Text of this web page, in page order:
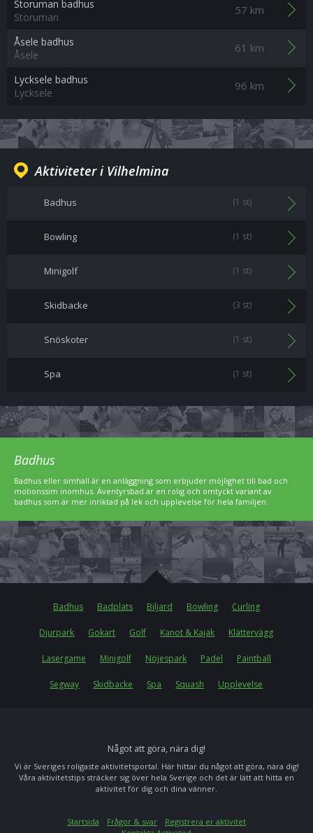
Storuman badhus
Storuman
57 km
Åsele badhus
Åsele
61 km
Lycksele badhus
Lycksele
96 km
Aktiviteter i Vilhelmina
Badhus (1 st)
Bowling (1 st)
Minigolf (1 st)
Skidbacke (3 st)
Snöskoter (1 st)
Spa (1 st)
Badhus
Badhus eller simhall är en anläggning som erbjuder möjlighet till bad och
motionssim inomhus. Äventyrsbad är en rolig och omtyckt variant av
badhus som är mer inriktad på lek och upplevelse för hela familjen.
Badhus Badplats Biljard Bowling Curling
Djurpark Gokart Golf Kanot & Kajak Klättervägg
Lasergame Minigolf Nöjespark Padel Paintball
Segway Skidbacke Spa Squash Upplevelse
Något att göra, nära dig!
Vi är Sveriges roligaste aktivitetsportal. Här hittar du något att göra, nära dig!
Våra aktivitetstips sträcker sig över hela Sverige och det är lätt att hitta en
aktivitet för dig och dina vänner.
Startsida Frågor & svar
Registrera er aktivitet